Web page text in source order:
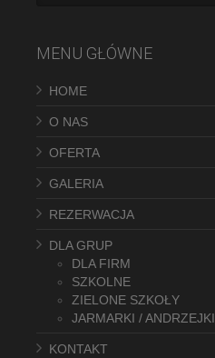
MENU GŁÓWNE
HOME
O NAS
OFERTA
GALERIA
REZERWACJA
DLA GRUP
DLA FIRM
SZKOLNE
ZIELONE SZKOŁY
JARMARKI / ANDRZEJKI
KONTAKT